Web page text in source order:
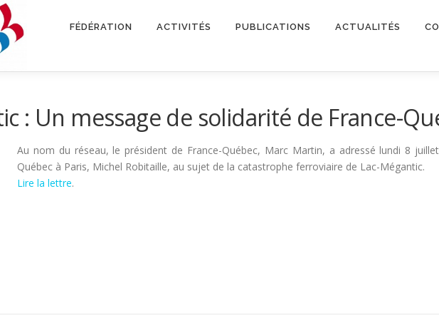
FÉDÉRATION ACTIVITÉS PUBLICATIONS ACTUALITÉS
: Un message de solidarité de France-
Au nom du réseau, le président de France-Québec, Marc Martin, a adressé lundi 8
Québec à Paris, Michel Robitaille, au sujet de la catastrophe ferroviaire de Lac-Mégantic.
Lire la lettre.